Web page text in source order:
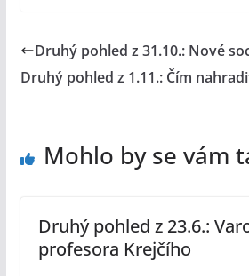
Druhý pohled z 31.10.: Nové
Druhý pohled z 1.11.: Čím
Mohlo by se vám
Druhý pohled z 23.6.:
profesora Krejčího